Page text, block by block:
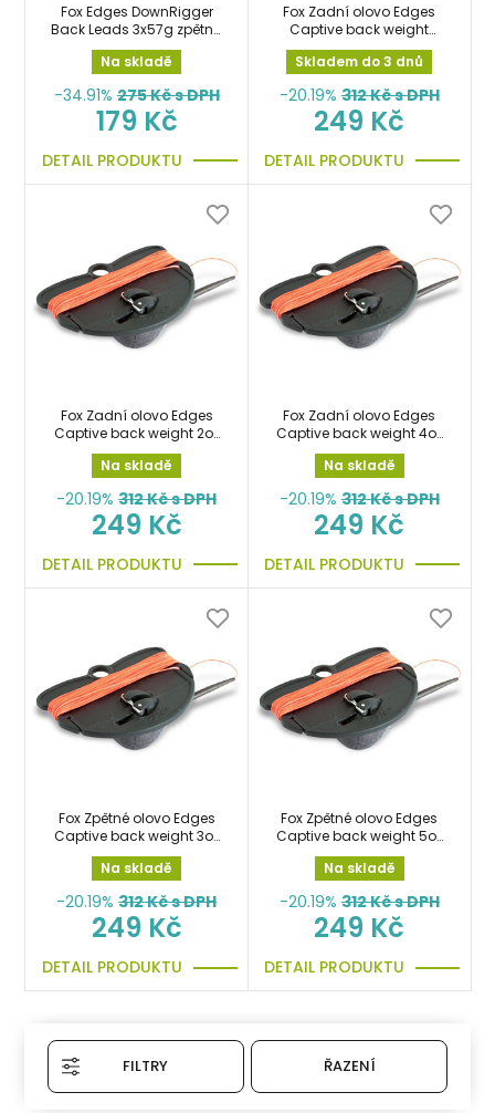
Fox Edges DownRigger
Back Leads 3x57g zpětná
zátěž
Na skladě
-34.91% 275Kč s DPH
179 Kč
DETAIL PRODUKTU
Fox Zadní olovo Edges
Captive back weight
1.25oz 35g zpětná zátěž,
backlead
Skladem do 3 dnů
-20.19% 312Kč s DPH
249 Kč
DETAIL PRODUKTU
Fox Zadní olovo Edges
Captive back weight 2oz
56g zpětná zátěž,
backlead
Na skladě
-20.19% 312Kč s DPH
249 Kč
DETAIL PRODUKTU
Fox Zadní olovo Edges
Captive back weight 4oz
113g zpětná zátěž,
backlead
Na skladě
-20.19% 312Kč s DPH
249 Kč
DETAIL PRODUKTU
Fox Zpětné olovo Edges
Captive back weight 3oz
85g backlead, zátěž
Na skladě
-20.19% 312Kč s DPH
249 Kč
DETAIL PRODUKTU
Fox Zpětné olovo Edges
Captive back weight 5oz
142g backlead, zátěž
Na skladě
-20.19% 312Kč s DPH
249 Kč
DETAIL PRODUKTU
FILTRY ŘAZENÍ